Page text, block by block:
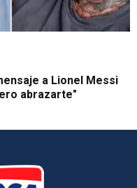
a Lionel Messi
abrazarte"